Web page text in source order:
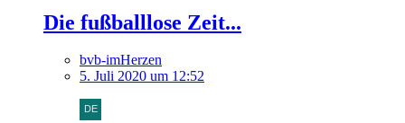
Die fußballlose Zeit...
bvb-imHerzen
5. Juli 2020 um 12:52